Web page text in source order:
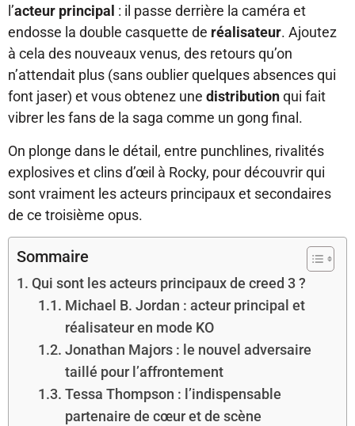
l’acteur principal : il passe derrière la caméra et
endosse la double casquette de réalisateur. Ajoutez
à cela des nouveaux venus, des retours qu’on
n’attendait plus (sans oublier quelques absences qui
font jaser) et vous obtenez une distributionqui fait
vibrer les fans de la saga comme un gong final.
On plonge dans le détail, entre punchlines, rivalités
explosives et clins d’œil à Rocky, pour découvrir qui
sont vraiment les acteurs principaux et secondaires
de ce troisième opus.
Sommaire
Qui sont les acteurs principaux de creed 3 ?
Michael B. Jordan : acteur principal et
réalisateur en mode KO
Jonathan Majors : le nouvel adversaire
taillé pour l’affrontement
Tessa Thompson : l’indispensable
partenaire de cœur et de scène